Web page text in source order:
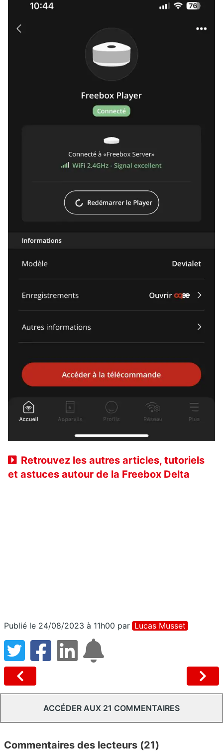
Retrouvez les autres articles, tutoriels
et astuces autour de la Freebox Delta
Publié le 24/08/2023 à 11h00 par Lucas Musset
ACCÉDER AUX 21 COMMENTAIRES
Commentaires des lecteurs (21)